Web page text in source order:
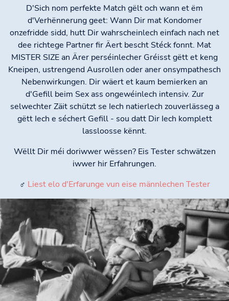
D'Sich nom perfekte Match gëlt och wann et ëm
d'Verhënnerung geet: Wann Dir mat Kondomer
onzefridde sidd, hutt Dir wahrscheinlech einfach nach net
dee richtege Partner fir Äert bescht Stéck fonnt. Mat
MISTER SIZE an Ärer perséinlecher Gréisst gëtt et keng
Kneipen, ustrengend Ausrollen oder aner onsympathesch
Nebenwirkungen. Dir wäert et kaum bemierken an
d'Gefill beim Sex ass ongewéinlech intensiv. Zur
selwechter Zäit schützt se Iech natierlech zouverlässeg a
gëtt Iech e séchert Gefill - sou datt Dir Iech komplett
lassloosse kënnt.
Wëllt Dir méi doriwwer wëssen? Eis Tester schwätzen
iwwer hir Erfahrungen.
♂ Liest elo d'Erfarunge vun eise männlechen Tester